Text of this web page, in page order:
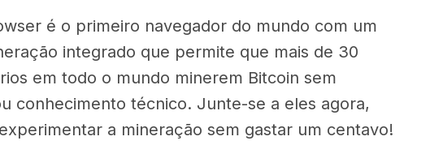
é o primeiro navegador do mundo com um
integrado que permite que mais de 30
em todo o mundo minerem Bitcoin sem
conhecimento técnico. Junte-se a eles agora,
a mineração sem gastar um centavo!